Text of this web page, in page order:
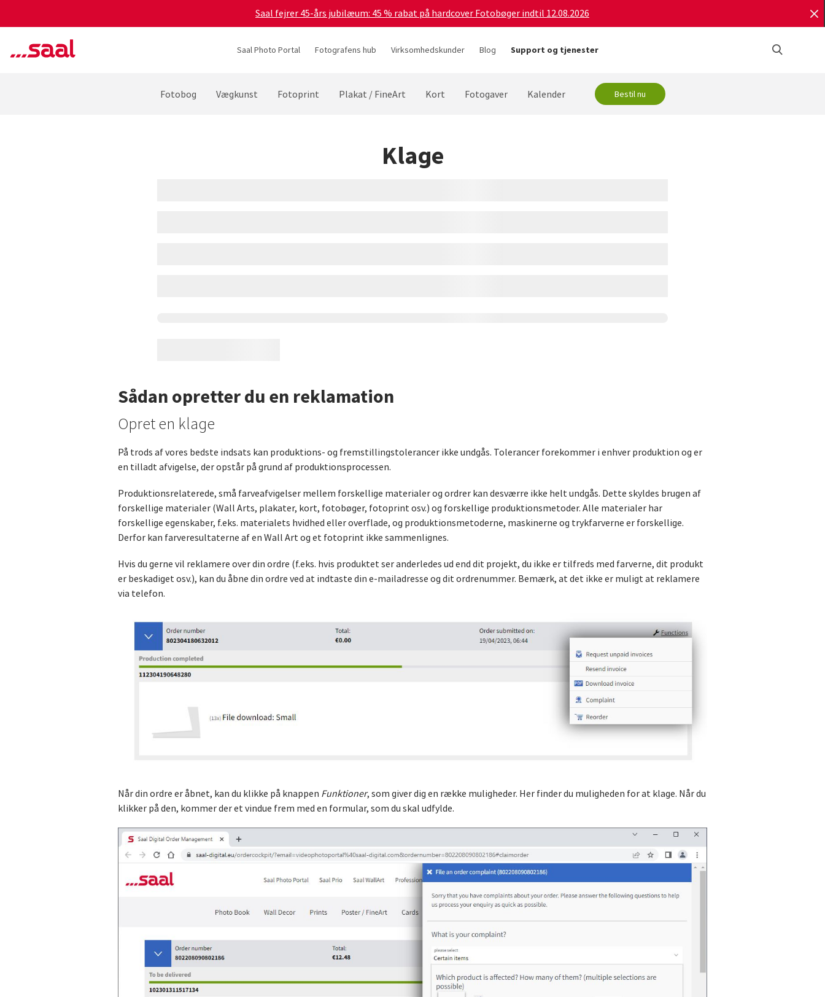
Saal fejrer 45-års jubilæum: 45 % rabat på hardcover Fotobøger indtil 12.08.2026
Saal Photo Portal Fotografens hub Virksomhedskunder Blog Support og tjenester
Fotobog Vægkunst Fotoprint Plakat / FineArt Kort Fotogaver Kalender Bestil nu
Klage
Sådan opretter du en reklamation
Opret en klage
På trods af vores bedste indsats kan produktions- og fremstillingstolerancer ikke undgås. Tolerancer forekommer i enhver produktion og er
en tilladt afvigelse, der opstår på grund af produktionsprocessen.
Produktionsrelaterede, små farveafvigelser mellem forskellige materialer og ordrer kan desværre ikke helt undgås. Dette skyldes brugen af
forskellige materialer (Wall Arts, plakater, kort, fotobøger, fotoprint osv.) og forskellige produktionsmetoder. Alle materialer har
forskellige egenskaber, f.eks. materialets hvidhed eller overflade, og produktionsmetoderne, maskinerne og trykfarverne er forskellige.
Derfor kan farveresultaterne af en Wall Art og et fotoprint ikke sammenlignes.
Hvis du gerne vil reklamere over din ordre (f.eks. hvis produktet ser anderledes ud end dit projekt, du ikke er tilfreds med farverne, dit produkt
er beskadiget osv.), kan du åbne din ordre ved at indtaste din e-mailadresse og dit ordrenummer. Bemærk, at det ikke er muligt at reklamere
via telefon.
Når din ordre er åbnet, kan du klikke på knappen Funktioner, som giver dig en række muligheder. Her finder du muligheden for at klage. Når du
klikker på den, kommer der et vindue frem med en formular, som du skal udfylde.